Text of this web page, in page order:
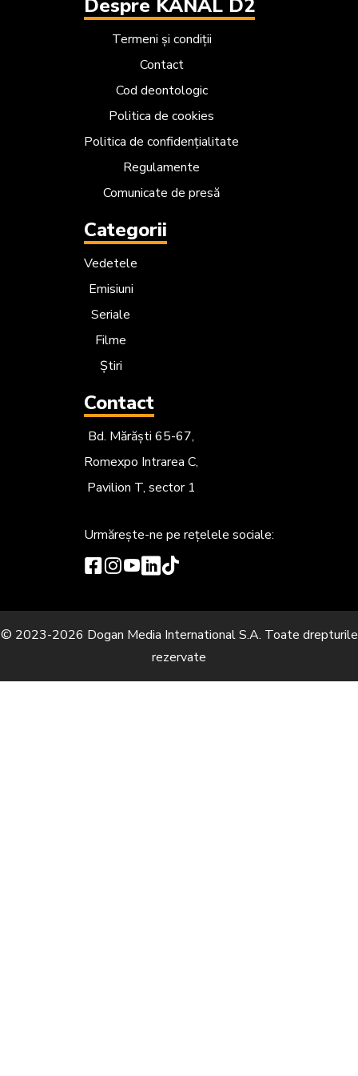
Despre KANAL D2
Termeni și condiții
Contact
Cod deontologic
Politica de cookies
Politica de confidențialitate
Regulamente
Comunicate de presă
Categorii
Vedetele
Emisiuni
Seriale
Filme
Știri
Contact
Bd. Mărăști 65-67,
Romexpo Intrarea C,
Pavilion T, sector 1
Urmărește-ne pe rețelele sociale:
© 2023-2026 Dogan Media International S.A. Toate drepturile
rezervate